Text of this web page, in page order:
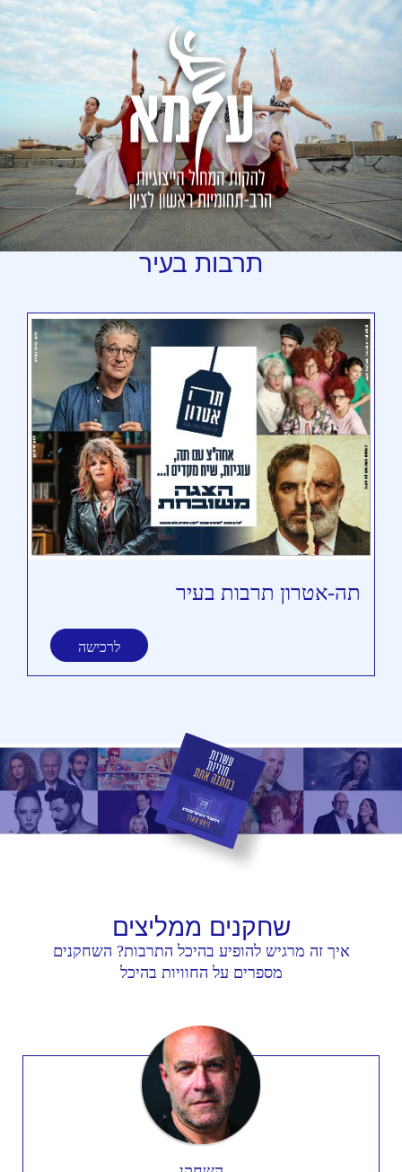
תרבות בעיר
תה-אטרון תרבות בעיר
לרכישה
שחקנים ממליצים
איך זה מרגיש להופיע בהיכל התרבות? השחקנים
מספרים על החוויות בהיכל